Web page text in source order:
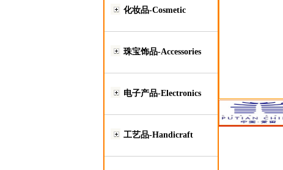
化妆品-Cosmetic
珠宝饰品-Accessories
电子产品-Electronics
工艺品-Handicraft